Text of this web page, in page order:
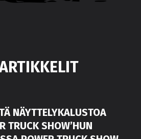
NÄYTTELYKALUSTOA
TRUCK SHOW’HUN